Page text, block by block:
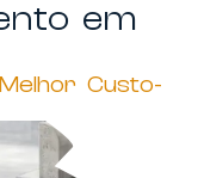
em
Custo-